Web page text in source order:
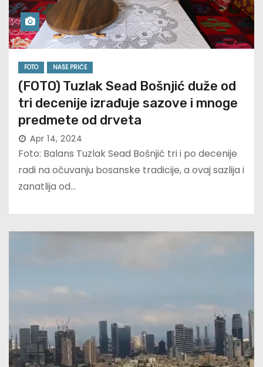
FOTO NAŠE PRIČE
(FOTO) Tuzlak Sead Bošnjić duže od
tri decenije izrađuje sazove i mnoge
predmete od drveta
Apr 14, 2024
Foto: Balans Tuzlak Sead Bošnjić tri i po decenije
radi na očuvanju bosanske tradicije, a ovaj sazlija i
zanatlija od…